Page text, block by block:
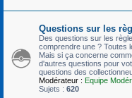
Questions sur les
Des questions sur les
comprendre une ? Toutes
Mais si ça concerne
d'autres questions pour
questions des
Modérateur : Equipe
Sujets : 620